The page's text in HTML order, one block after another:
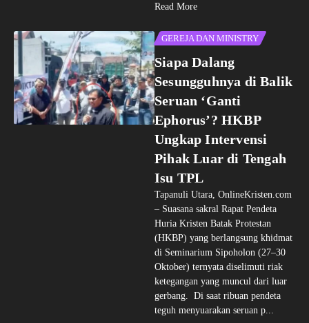
Read More
GEREJA DAN MINISTRY
Siapa Dalang
Sesungguhnya di Balik
Seruan ‘Ganti
Ephorus’? HKBP
Ungkap Intervensi
Pihak Luar di Tengah
Isu TPL
Tapanuli Utara, OnlineKristen.com
– Suasana sakral Rapat Pendeta
Huria Kristen Batak Protestan
(HKBP) yang berlangsung khidmat
di Seminarium Sipoholon (27–30
Oktober) ternyata diselimuti riak
ketegangan yang muncul dari luar
gerbang. Di saat ribuan pendeta
teguh menyuarakan seruan p...